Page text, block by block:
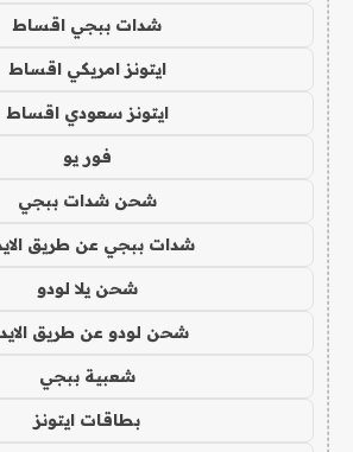
شدات ببجي اقساط
ايتونز امريكي اقساط
ايتونز سعودي اقساط
فور يو
شحن شدات ببجي
شدات ببجي عن طريق
شحن يلا لودو
شحن لودو عن طريق
شعبية ببجي
بطاقات ايتونز